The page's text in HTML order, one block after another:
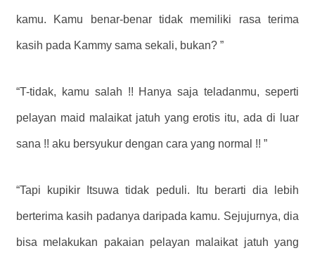
kamu. Kamu benar-benar tidak memiliki rasa terima
kasih pada Kammy sama sekali, bukan? ”
“T-tidak, kamu salah !! Hanya saja teladanmu, seperti
pelayan maid malaikat jatuh yang erotis itu, ada di luar
sana !! aku bersyukur dengan cara yang normal !! ”
“Tapi kupikir Itsuwa tidak peduli. Itu berarti dia lebih
berterima kasih padanya daripada kamu. Sejujurnya, dia
bisa melakukan pakaian pelayan malaikat jatuh yang